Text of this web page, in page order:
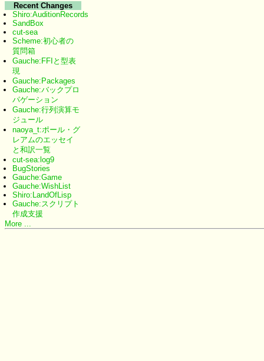
Recent Changes
Shiro:AuditionRecords
SandBox
cut-sea
Scheme:初心者の
質問箱
Gauche:FFIと型表
現
Gauche:Packages
Gauche:バックプロ
パゲーション
Gauche:行列演算モ
ジュール
naoya_t:ポール・グ
レアムのエッセイ
と和訳一覧
cut-sea:log9
BugStories
Gauche:Game
Gauche:WishList
Shiro:LandOfLisp
Gauche:スクリプト
作成支援
More ...